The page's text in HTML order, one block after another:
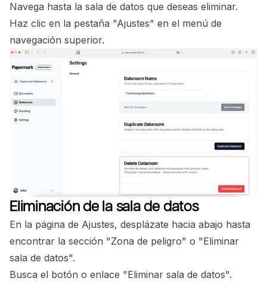
Navega hasta la sala de datos que deseas eliminar.
Haz clic en la pestaña "Ajustes" en el menú de
navegación superior.
Eliminación de la sala de datos
En la página de Ajustes, desplázate hacia abajo hasta
encontrar la sección "Zona de peligro" o "Eliminar
sala de datos".
Busca el botón o enlace "Eliminar sala de datos".